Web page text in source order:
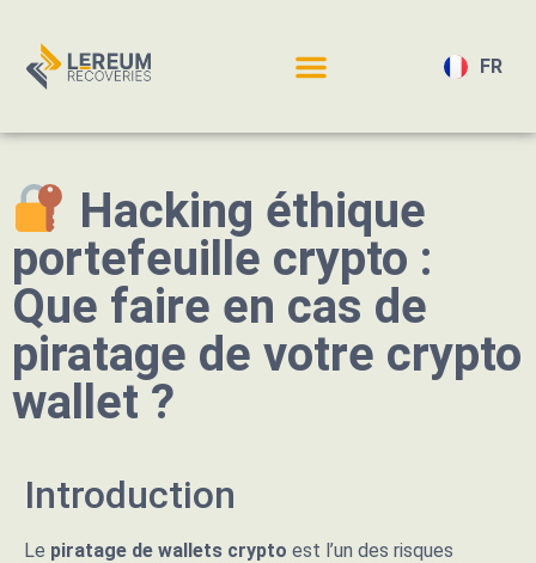
FR
EN
Hacking éthique
portefeuille crypto :
Que faire en cas de
piratage de votre crypto
wallet ?
Introduction
Le piratage de wallets crypto est l’un des risques